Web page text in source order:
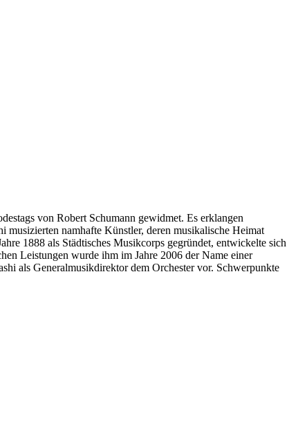
von Robert Schumann gewidmet. Es erklangen
namhafte Künstler, deren musikalische Heimat
1888 als Städtisches Musikcorps gegründet, entwickelte sich
Leistungen wurde ihm im Jahre 2006 der Name einer
als Generalmusikdirektor dem Orchester vor. Schwerpunkte